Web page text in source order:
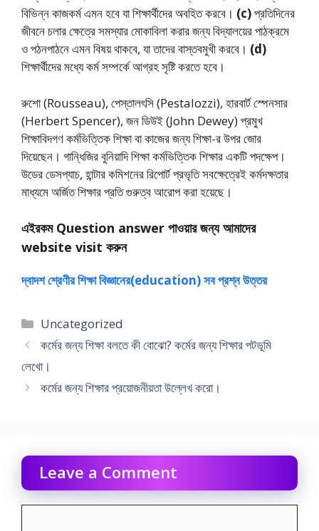
বিভিন্ন কাজকর্ম এমন হবে যা শিক্ষার্থীদের অবহিত করবে। (c)প্রতিদিনের
জীবনে চলার ক্ষেত্রে সমস্যার মােকাবিলা করার জন্য বিদ্যালয়ের পাঠক্রমে
ও পঠনপাঠনে এমন বিষয় থাকবে, যা তাদের বাস্তবমুখী করবে। (d)
শিক্ষার্থীদের মধ্যে কর্ম সম্পর্কে আগ্রহ সৃষ্টি করতে হবে।
রুশো (Rousseau), পেস্তালৎসি (Pestalozzi), হারবার্ট স্পেনসার
(Herbert Spencer), জন ডিউই (John Dewey) প্রমুখ
শিক্ষাবিদগণ কর্মভিত্তিক শিক্ষা বা কাজের জন্য শিক্ষা-র উপর জোর
দিয়েছেন। গান্ধিজির বুনিয়াদি শিক্ষা কর্মভিত্তিক শিক্ষার একটি পদক্ষেপ।
উডের ডেসপ্যাচ, হান্টার কমিশনের রিপাের্ট প্রভৃতি সবক্ষেত্রেই কর্মদক্ষতার
মাধ্যমে অর্জিত শিক্ষার প্রতি গুরুত্ব আরােপ করা হয়েছে।
এইরকম Question answer পাওয়ার জন্য আমাদের
website visit করুন
দ্বাদশ শ্রেণীর শিক্ষা বিজ্ঞানের(education) সব প্রশ্ন উত্তর
Categories
Uncategorized
কর্মের জন্য শিক্ষা বলতে কী বোঝো? কর্মের জন্য শিক্ষার পটভূমি
লেখো।
কর্মের জন্য শিক্ষার প্রয়ােজনীয়তা উল্লেখ করাে।
Leave a Comment